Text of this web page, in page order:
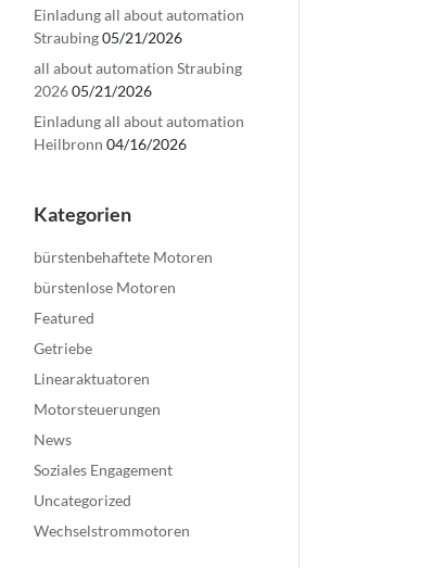
Einladung all about automation
Straubing05/21/2026
all about automation Straubing
202605/21/2026
Einladung all about automation
Heilbronn 04/16/2026
Kategorien
bürstenbehaftete Motoren
bürstenlose Motoren
Featured
Getriebe
Linearaktuatoren
Motorsteuerungen
News
Soziales Engagement
Uncategorized
Wechselstrommotoren